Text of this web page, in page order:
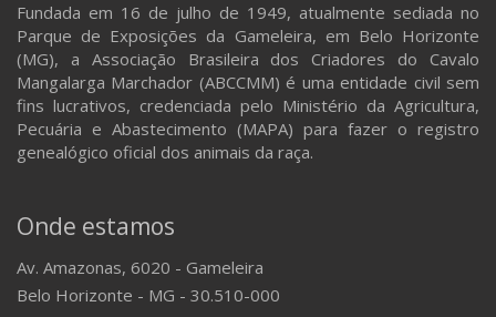
Fundada em 16 de julho de 1949, atualmente sediada no
Parque de Exposições da Gameleira, em Belo Horizonte
(MG), a Associação Brasileira dos Criadores do Cavalo
Mangalarga Marchador (ABCCMM) é uma entidade civil sem
fins lucrativos, credenciada pelo Ministério da Agricultura,
Pecuária e Abastecimento (MAPA) para fazer o registro
genealógico oficial dos animais da raça.
Onde estamos
Av. Amazonas, 6020 - Gameleira
Belo Horizonte - MG - 30.510-000